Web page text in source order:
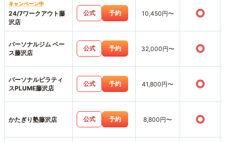
キャンペーン中
24/7ワークアウト藤
沢店
公式 予約 10,450円〜 ○
パーソナルジム ベー
ス藤沢店
公式 予約 32,000円〜 ○
パーソナルピラティ
スPLUME藤沢店
公式 予約 41,800円〜 ○
かたぎり塾藤沢店 公式 予約 8,800円〜 ○